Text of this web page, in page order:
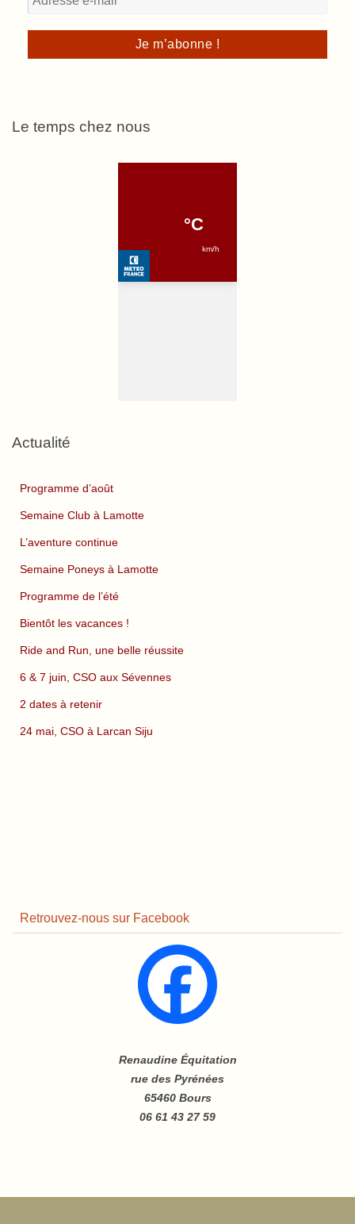
Le temps chez nous
Actualité
Programme d’août
Semaine Club à Lamotte
L’aventure continue
Semaine Poneys à Lamotte
Programme de l’été
Bientôt les vacances !
Ride and Run, une belle réussite
6 & 7 juin, CSO aux Sévennes
2 dates à retenir
24 mai, CSO à Larcan Siju
Retrouvez-nous sur Facebook
Renaudine Équitation
rue des Pyrénées
65460 Bours
06 61 43 27 59